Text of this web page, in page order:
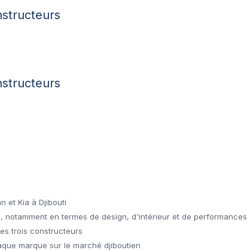
et Kia à Djibouti
en termes de design, d'intérieur et de performances
trois constructeurs
marque sur le marché djiboutien